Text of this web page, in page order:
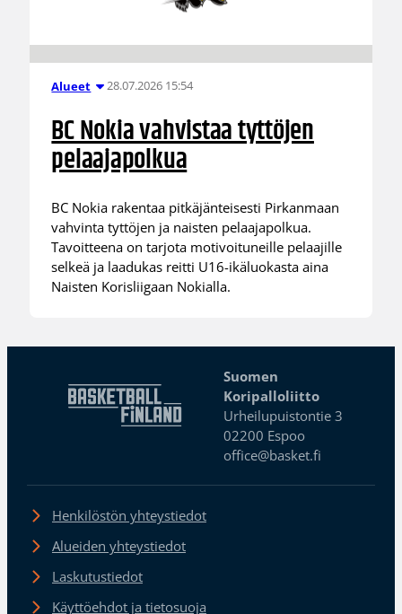
Alueet 28.07.2026 15:54
BC Nokia vahvistaa tyttöjen
pelaajapolkua
BC Nokia rakentaa pitkäjänteisesti Pirkanmaan
vahvinta tyttöjen ja naisten pelaajapolkua.
Tavoitteena on tarjota motivoituneille pelaajille
selkeä ja laadukas reitti U16-ikäluokasta aina
Naisten Korisliigaan Nokialla.
Suomen
Koripalloliitto
Urheilupuistontie 3
02200 Espoo
office@basket.fi
Henkilöstön yhteystiedot
Alueiden yhteystiedot
Laskutustiedot
Käyttöehdot ja tietosuoja